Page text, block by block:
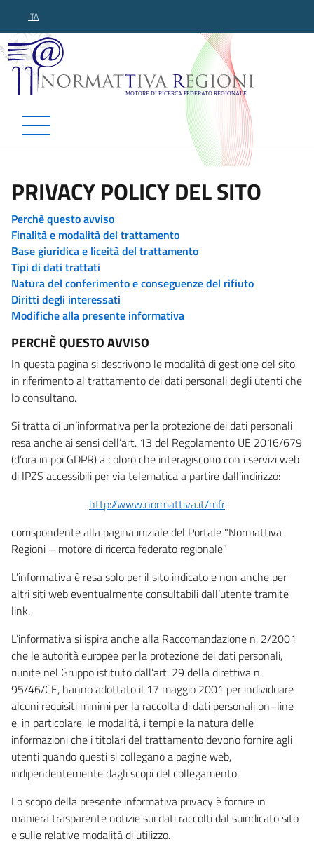
ITA
Normattiva Regioni -
PRIVACY POLICY DEL SITO
Perchè questo avviso
Finalità e modalità del trattamento
Base giuridica e liceità del trattamento
Tipi di dati trattati
Natura del conferimento e conseguenze del rifiuto
Diritti degli interessati
Modifiche alla presente informativa
PERCHÈ QUESTO AVVISO
In questa pagina si descrivono le modalità di gestione del sito
in riferimento al trattamento dei dati personali degli utenti che
lo consultano.
Si tratta di un’informativa per la protezione dei dati personali
resa anche ai sensi dell’art. 13 del Regolamento UE 2016/679
(d’ora in poi GDPR) a coloro che interagiscono con i servizi web
di IPZS accessibili per via telematica a partire dall’indirizzo:
http://www.normattiva.it/mfr
corrispondente alla pagina iniziale del Portale "Normattiva
Regioni – motore di ricerca federato regionale"
L’informativa è resa solo per il sito indicato e non anche per
altri siti web eventualmente consultabili dall’utente tramite
link.
L’informativa si ispira anche alla Raccomandazione n. 2/2001
che le autorità europee per la protezione dei dati personali,
riunite nel Gruppo istituito dall’art. 29 della direttiva n.
95/46/CE, hanno adottato il 17 maggio 2001 per individuare
alcuni requisiti minimi per la raccolta di dati personali on–line
e, in particolare, le modalità, i tempi e la natura delle
informazioni che i titolari del trattamento devono fornire agli
utenti quando questi si collegano a pagine web,
indipendentemente dagli scopi del collegamento.
Lo scopo della presente informativa privacy è fornire in
maniera trasparente notizie sui dati raccolti dal suindicato sito
e sulle relative modalità di utilizzo.